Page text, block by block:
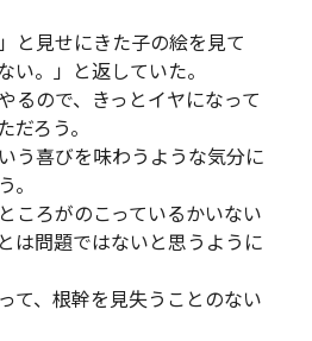
と見せにきた子の絵を見て
い。」と返していた。
るので、きっとイヤになって
だろう。
う喜びを味わうような気分に
。
ころがのこっているかいない
は問題ではないと思うように
て、根幹を見失うことのない